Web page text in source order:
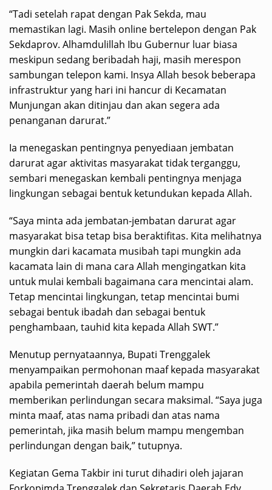
“Tadi setelah rapat dengan Pak Sekda, mau
memastikan lagi. Masih online bertelepon dengan Pak
Sekdaprov. Alhamdulillah Ibu Gubernur luar biasa
meskipun sedang beribadah haji, masih merespon
sambungan telepon kami. Insya Allah besok beberapa
infrastruktur yang hari ini hancur di Kecamatan
Munjungan akan ditinjau dan akan segera ada
penanganan darurat.”
Ia menegaskan pentingnya penyediaan jembatan
darurat agar aktivitas masyarakat tidak terganggu,
sembari menegaskan kembali pentingnya menjaga
lingkungan sebagai bentuk ketundukan kepada Allah.
“Saya minta ada jembatan-jembatan darurat agar
masyarakat bisa tetap bisa beraktifitas. Kita melihatnya
mungkin dari kacamata musibah tapi mungkin ada
kacamata lain di mana cara Allah mengingatkan kita
untuk mulai kembali bagaimana cara mencintai alam.
Tetap mencintai lingkungan, tetap mencintai bumi
sebagai bentuk ibadah dan sebagai bentuk
penghambaan, tauhid kita kepada Allah SWT.”
Menutup pernyataannya, Bupati Trenggalek
menyampaikan permohonan maaf kepada masyarakat
apabila pemerintah daerah belum mampu
memberikan perlindungan secara maksimal. “Saya juga
minta maaf, atas nama pribadi dan atas nama
pemerintah, jika masih belum mampu mengemban
perlindungan dengan baik,” tutupnya.
Kegiatan Gema Takbir ini turut dihadiri oleh jajaran